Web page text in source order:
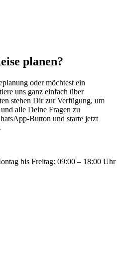
planen?
oder möchtest ein
uns ganz einfach über
stehen Dir zur Verfügung, um
alle Deine Fragen zu
Button und starte jetzt
bis Freitag: 09:00 – 18:00 Uhr